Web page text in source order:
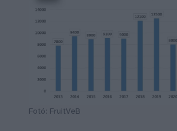
Fotó: FruitVeB